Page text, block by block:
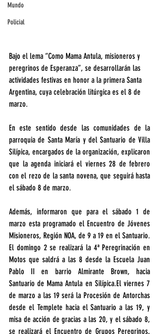
Mundo
Policial
Bajo el lema “Como Mama Antula, misioneros y
peregrinos de Esperanza”, se desarrollarán las
actividades festivas en honor a la primera Santa
Argentina, cuya celebración litúrgica es el 8 de
marzo.
En este sentido desde las comunidades de la
parroquia de Santa María y del Santuario de Villa
Silípica, encargados de la organización, explicaron
que la agenda iniciará el viernes 28 de febrero
con el rezo de la santa novena, que seguirá hasta
el sábado 8 de marzo.
Además, informaron que para el sábado 1 de
marzo esta programado el Encuentro de Jóvenes
Misioneros, Región NOA, de 9 a 19 en el Santuario.
El domingo 2 se realizará la 4ª Peregrinación en
Motos que saldrá a las 8 desde la Escuela Juan
Pablo II en barrio Almirante Brown, hacia
Santuario de Mama Antula en Silípica.El viernes 7
de marzo a las 19 será la Procesión de Antorchas
desde el Templete hacia el Santuario a las 19, y
misa de acción de gracias a las 20, y el sábado 8,
se realizará el Encuentro de Grupos Peregrinos,